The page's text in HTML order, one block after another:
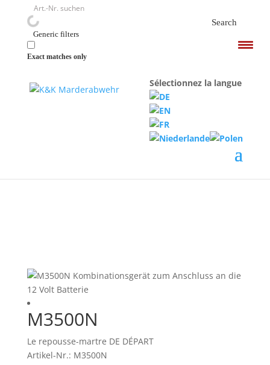
Search
Generic filters
Exact matches only
Sélectionnez la langue
Appareils à haute tension/ M3500N
M3500N
Le repousse-martre DE DÉPART
Artikel-Nr.: M3500N